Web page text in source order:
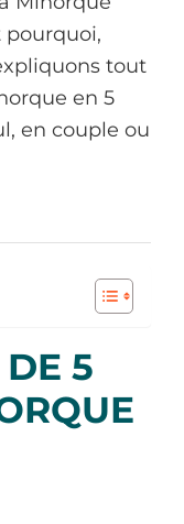
pourquoi,
tout
en 5
en couple ou
5